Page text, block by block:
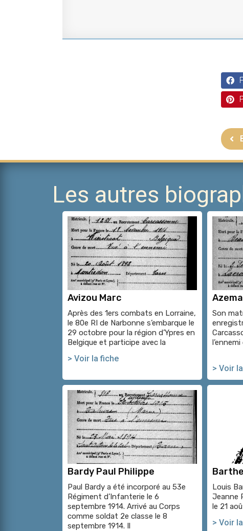
Les autres
Avizou Marc
Après des 1ers combats en Lorraine,
le 80e RI de Narbonne s’embarque le
29 octobre pour la région d’Ypres en
Belgique et participe avec la
> Voir la fiche
Son
> Voir
Bardy Paul Philippe
Paul Bardy a été incorporé au 53e
Régiment d’Infanterie le 6
septembre 1914. Arrivé au Corps
comme soldat 2e classe le 8
septembre 1914. Il
Louis
Jeanne
le 21
> Voir